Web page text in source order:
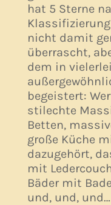
hat 5 Sterne
nicht damit
überrascht,
dem in
begeistert:
stilechte
Betten,
große Küche
dazugehört,
mit
Bäder mit
und, und, und…